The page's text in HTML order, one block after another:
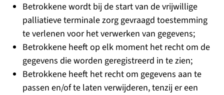
Betrokkene wordt bij de start van de vrijwillige
palliatieve terminale zorg gevraagd toestemming
te verlenen voor het verwerken van gegevens;
Betrokkene heeft op elk moment het recht om de
gegevens die worden geregistreerd in te zien;
Betrokkene heeft het recht om gegevens aan te
passen en/of te laten verwijderen, tenzij er een